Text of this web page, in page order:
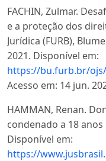
FACHIN, Zulmar.
e a proteção dos
Jurídica (FURB),
2021. Disponível em:
https://bu.furb.br/ojs/
Acesso em: 14 jun.
HAMMAN, Renan.
condenado a 18 anos
Disponível em:
https://